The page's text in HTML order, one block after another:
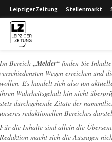
Leipziger Zeitung Stellenmarkt
Im Bereich „Melder“ finden Sie
verschiedensten Wegen erreichen und
wollen. Es handelt sich also um
ihren Wahrheitsgehalt hin nicht
stets durchgehende Zitate der
unseres redaktionellen Bereiches
Für die Inhalte sind allein die
Redaktion macht sich die Aussagen